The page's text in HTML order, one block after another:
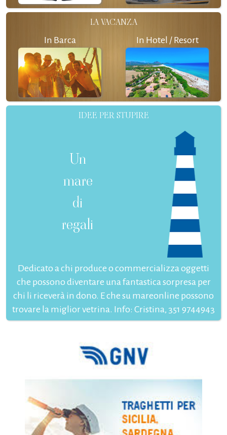
LA VACANZA
In Barca In Hotel / Resort
IDEE PER STUPIRE
Un
mare
di
regali
Dedicato a chi produce o commercializza oggetti
che possono diventare una fantastica sorpresa per
chi li riceverà in dono. E che su mareonline possono
trovare la miglior vetrina. Info: Cristina, 351 9744943